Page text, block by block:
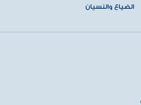
الضياع والنسيان